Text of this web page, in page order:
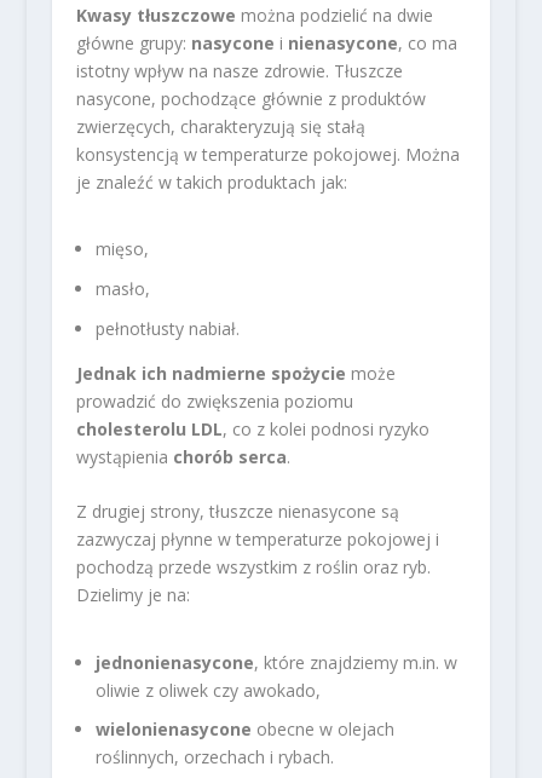
Kwasy tłuszczowe można podzielić na dwie
główne grupy: nasycone i nienasycone, co ma
istotny wpływ na nasze zdrowie. Tłuszcze
nasycone, pochodzące głównie z produktów
zwierzęcych, charakteryzują się stałą
konsystencją w temperaturze pokojowej. Można
je znaleźć w takich produktach jak:
mięso,
masło,
pełnotłusty nabiał.
Jednak ich nadmierne spożycie może
prowadzić do zwiększenia poziomu
cholesterolu LDL, co z kolei podnosi ryzyko
wystąpienia chorób serca.
Z drugiej strony, tłuszcze nienasycone są
zazwyczaj płynne w temperaturze pokojowej i
pochodzą przede wszystkim z roślin oraz ryb.
Dzielimy je na:
jednonienasycone, które znajdziemy m.in. w
oliwie z oliwek czy awokado,
wielonienasycone obecne w olejach
roślinnych, orzechach i rybach.